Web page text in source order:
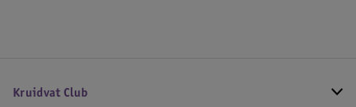
Kruidvat Club